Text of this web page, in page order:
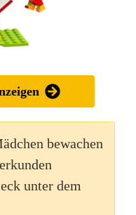
bewachen
unter dem